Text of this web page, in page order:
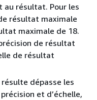
au résultat. Pour les
résultat maximale
maximale de 18.
de résultat
de résultat
dépasse les
et d’échelle,